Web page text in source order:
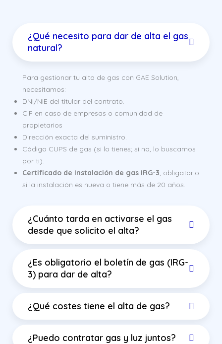
¿Qué necesito para dar de alta el gas
natural?
Para gestionar tu alta de gas con GAE Solution,
necesitamos:
DNI/NIE del titular del contrato.
CIF en caso de empresas o comunidad de
propietarios
Dirección exacta del suministro.
Código CUPS de gas (si lo tienes; si no, lo buscamos
por ti).
Certificado de Instalación de gas IRG-3, obligatorio
si la instalación es nueva o tiene más de 20 años.
¿Cuánto tarda en activarse el gas
desde que solicito el alta?
¿Es obligatorio el boletín de gas (IRG-
3) para dar de alta?
¿Qué costes tiene el alta de gas?
¿Puedo contratar gas y luz juntos?